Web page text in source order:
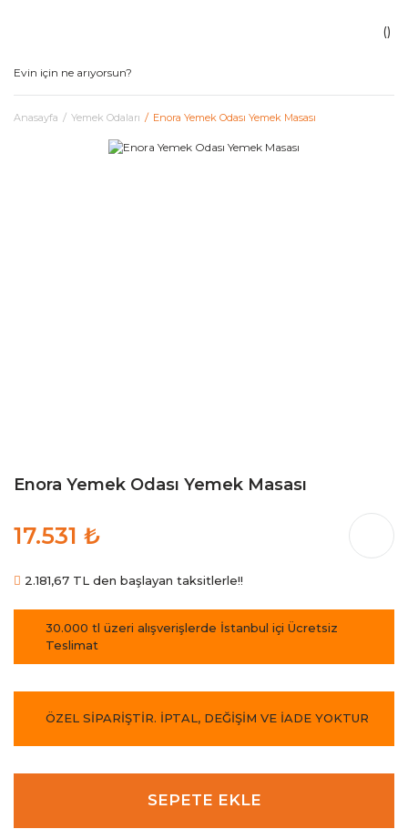
Anasayfa Yemek Odaları Enora Yemek Odası Yemek Masası
Enora Yemek Odası Yemek Masası
17.531 ₺
2.181,67 TL den başlayan taksitlerle!!
30.000 tl üzeri alışverişlerde İstanbul içi Ücretsiz
Teslimat
ÖZEL SİPARİŞTİR. İPTAL, DEĞİŞİM VE İADE YOKTUR
SEPETE EKLE